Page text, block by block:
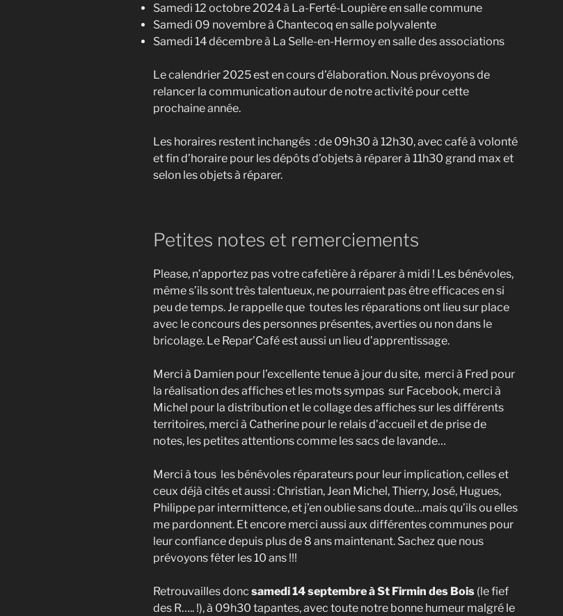
Samedi 12 octobre 2024 à La-Ferté-Loupière en salle commune
Samedi 09 novembre à Chantecoq en salle polyvalente
Samedi 14 décembre à La Selle-en-Hermoy en salle des associations
Le calendrier 2025 est en cours d’élaboration. Nous prévoyons de
relancer la communication autour de notre activité pour cette
prochaine année.
Les horaires restent inchangés : de 09h30 à 12h30, avec café à volonté
et fin d’horaire pour les dépôts d’objets à réparer à 11h30 grand max et
selon les objets à réparer.
Petites notes et remerciements
Please, n’apportez pas votre cafetière à réparer à midi ! Les bénévoles,
même s’ils sont très talentueux, ne pourraient pas être efficaces en si
peu de temps. Je rappelle que toutes les réparations ont lieu sur place
avec le concours des personnes présentes, averties ou non dans le
bricolage. Le Repar’Café est aussi un lieu d’apprentissage.
Merci à Damien pour l’excellente tenue à jour du site, merci à Fred pour
la réalisation des affiches et les mots sympas sur Facebook, merci à
Michel pour la distribution et le collage des affiches sur les différents
territoires, merci à Catherine pour le relais d’accueil et de prise de
notes, les petites attentions comme les sacs de lavande…
Merci à tous les bénévoles réparateurs pour leur implication, celles et
ceux déjà cités et aussi : Christian, Jean Michel, Thierry, José, Hugues,
Philippe par intermittence, et j’en oublie sans doute…mais qu’ils ou elles
me pardonnent. Et encore merci aussi aux différentes communes pour
leur confiance depuis plus de 8 ans maintenant. Sachez que nous
prévoyons fêter les 10 ans !!!
Retrouvailles donc samedi 14 septembre à St Firmin des Bois (le fief
des R….. !), à 09h30 tapantes, avec toute notre bonne humeur malgré le